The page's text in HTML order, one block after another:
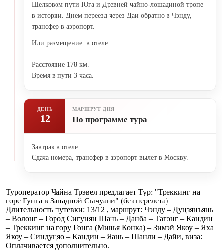
Шелковом пути Юга и Древней чайно-лошадиной тропе
в истории. Днем переезд через Даи обратно в Чэнду,
трансфер в аэропорт.
Или размещение в отеле.
Расстояние 178 км.
Время в пути 3 часа.
ДЕНЬ
12
МАРШРУТ ДНЯ
По программе тура
Завтрак в отеле.
Сдача номера, трансфер в аэропорт вылет в Москву.
Туроператор Чайна Трэвел предлагает Тур: "Треккинг на
горе Гунга в Западной Сычуани" (без перелета)
Длительность путевки: 13/12 , маршрут: Чэнду – Дуцзянъянь
– Волонг – Город Сигунян Шань – Данба – Тагонг – Кандин
– Треккинг на гору Гонга (Минья Конка) – Зимэй Якоу – Яха
Якоу – Синдуцяо – Кандин – Яань – Шанли – Дайи, виза:
Оплачивается дополнительно.